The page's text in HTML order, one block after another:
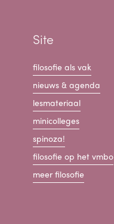
Site
filosofie als vak
nieuws & agenda
lesmateriaal
minicolleges
spinoza!
filosofie op het vmbo
meer filosofie